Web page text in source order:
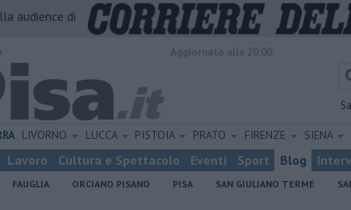
audience di
LIVORNO LUCCA PISTOIA PRATO FIRENZE SIENA
Lavoro Cultura e Spettacolo Eventi Sport Blog
FAUGLIA ORCIANO PISANO PISA SAN GIULIANO TERME